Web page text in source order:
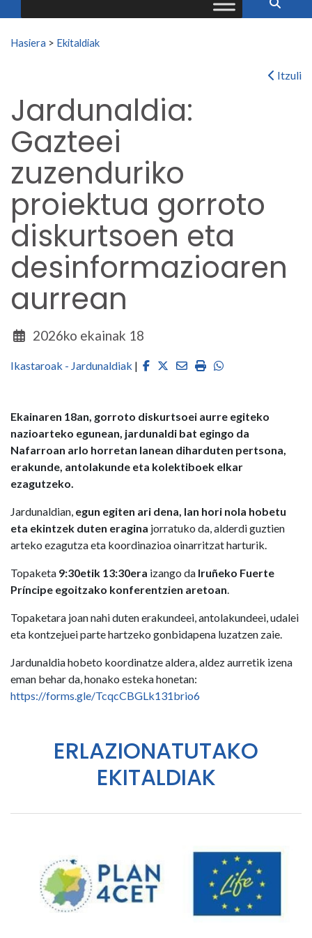
Search for:
Hasiera > Ekitaldiak
Itzuli
Jardunaldia:
Gazteei
zuzenduriko
proiektua gorroto
diskurtsoen eta
desinformazioaren
aurrean
2026ko ekainak 18
Ikastaroak - Jardunaldiak | Facebook
Twitter
EmailImprimirWhatsapp
Ekainaren 18an, gorroto diskurtsoei aurre egiteko
nazioarteko egunean, jardunaldi bat egingo da
Nafarroan arlo horretan lanean diharduten pertsona,
erakunde, antolakunde eta kolektiboek elkar
ezagutzeko.
Jardunaldian, egun egiten ari dena, lan hori nola hobetu
eta ekintzek duten eragina jorratuko da, alderdi guztien
arteko ezagutza eta koordinazioa oinarritzat harturik.
Topaketa 9:30etik 13:30era izango da Iruñeko Fuerte
Príncipe egoitzako konferentzien aretoan.
Topaketara joan nahi duten erakundeei, antolakundeei, udalei
eta kontzejuei parte hartzeko gonbidapena luzatzen zaie.
Jardunaldia hobeto koordinatze aldera, aldez aurretik izena
eman behar da, honako esteka honetan:
https://forms.gle/TcqcCBGLk131brio6
ERLAZIONATUTAKO
EKITALDIAK